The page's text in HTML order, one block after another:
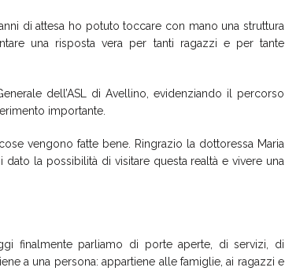
di attesa ho potuto toccare con mano una struttura
una risposta vera per tanti ragazzi e per tante
dell’ASL di Avellino, evidenziando il percorso
importante.
vengono fatte bene. Ringrazio la dottoressa Maria
la possibilità di visitare questa realtà e vivere una
finalmente parliamo di porte aperte, di servizi, di
a una persona: appartiene alle famiglie, ai ragazzi e